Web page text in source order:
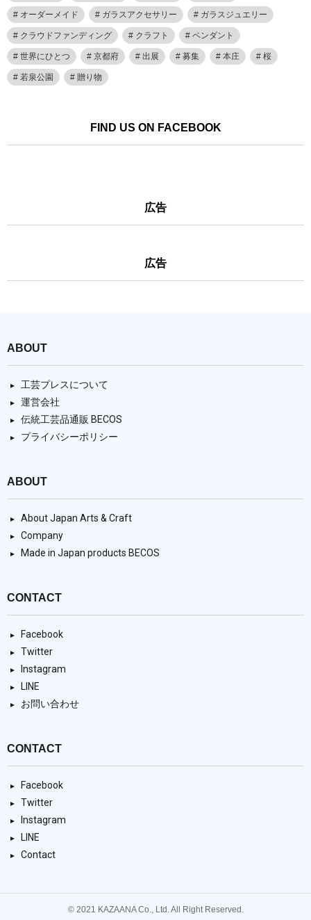
オーダーメイド ガラスアクセサリー ガラスジュエリー
クラウドファンディング クラフト ペンダント
世界にひとつ 京都府 出展 募集 本庄 桜
若泉公園 贈り物
FIND US ON FACEBOOK
広告
広告
ABOUT
工芸プレスについて
運営会社
伝統工芸品通販 BECOS
プライバシーポリシー
ABOUT
About Japan Arts & Craft
Company
Made in Japan products BECOS
CONTACT
Facebook
Twitter
Instagram
LINE
お問い合わせ
CONTACT
Facebook
Twitter
Instagram
LINE
Contact
© 2021 KAZAANA Co., Ltd. All Right Reserved.